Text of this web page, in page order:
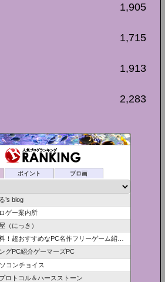
1,905
1,715
1,913
2,283
ポイント ブロ画
’s blog
ゲー案内所
（にっき）
超おすすめなPC名作フリーゲーム紹介＆攻略！
グPC紹介ゲーマーズPC
コンチョイス
ロトコル＆ハースストーン